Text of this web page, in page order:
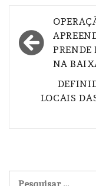
de
Post
PRENDE
NA
LOCAIS